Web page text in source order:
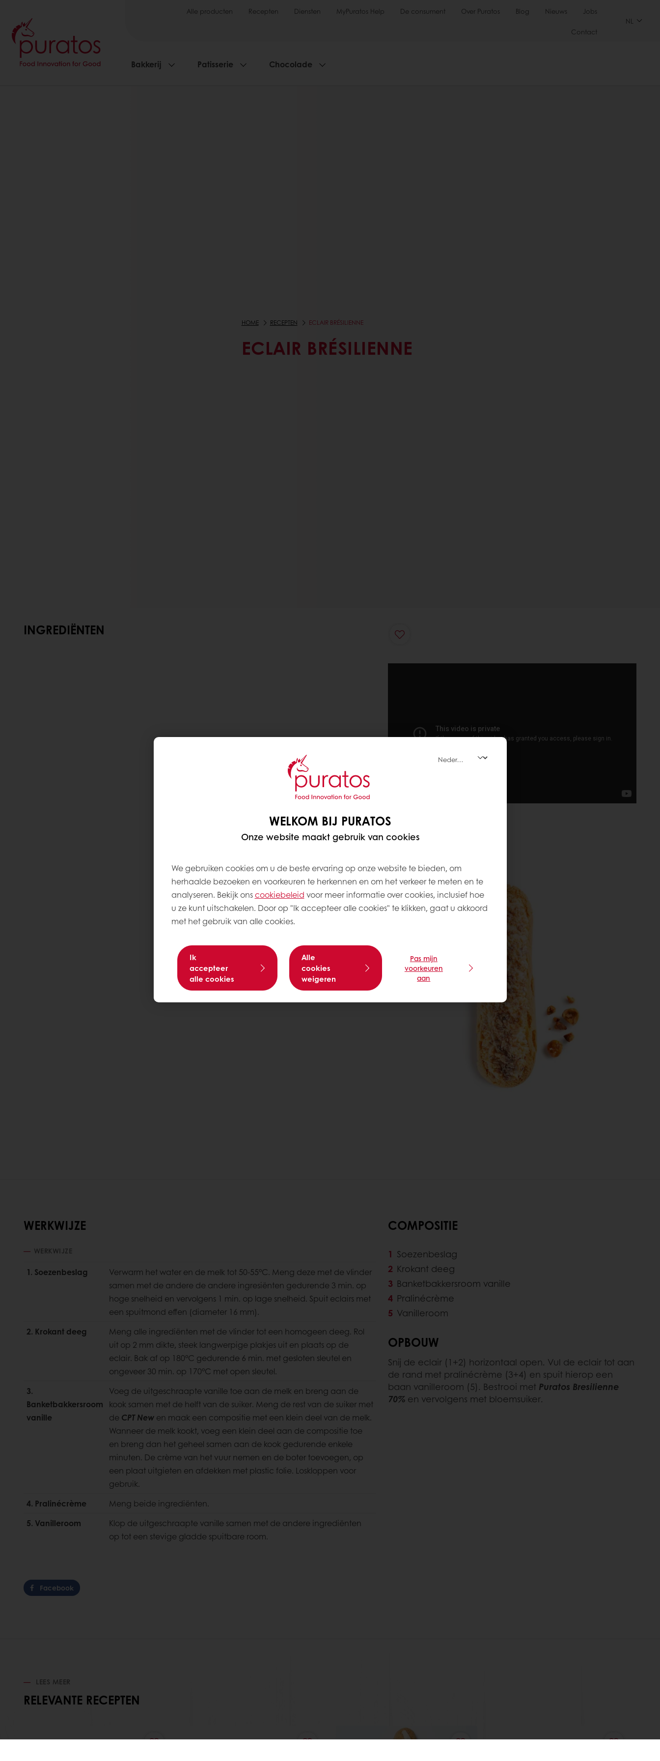
Alle producten Recepten Diensten MyPuratos Help De consument Over Puratos Blog Nieuws Jobs
Contact
NL
Bakkerij Patisserie Chocolade
HOME RECEPTEN ECLAIR BRÉSILIENNE
ECLAIR BRÉSILIENNE
INGREDIËNTEN
WERKWIJZE
WERKWIJZE
1. Soezenbeslag
Verwarm het water en de melk tot 50-55°C. Meng deze met de vlinder
samen met de andere de andere ingresiënten gedurende 3 min. op
hoge snelheid en vervolgens 1 min. op lage snelheid. Spuit eclairs met
een spuitmond effen (diameter 16 mm).
2. Krokant deeg
Meng alle ingrediënten met de vlinder tot een homogeen deeg. Rol
uit op 2 mm dikte, steek langwerpige plakjes uit en plaats op de
eclair. Bak af op 180°C gedurende 6 min. met gesloten sleutel en
ongeveer 30 min. op 170°C met open sleutel.
3.
Banketbakkersroom
vanille
Voeg de uitgeschraapte vanille toe aan de melk en breng aan de
kook samen met de helft van de suiker. Meng de rest van de suiker met
de CPT New en maak een compositie met een klein deel van de melk.
Wanneer de melk kookt, voeg een klein deel aan de compositie toe
en breng dan het geheel samen aan de kook gedurende enkele
minuten. De crème van het vuur nemen en de boter toevoegen, op
een plaat uitgieten en afdekken met plastic folie. Loskloppen voor
gebruik.
4. Pralinécrème
Meng beide ingrediënten.
5. Vanilleroom
Klop de uitgeschraapte vanille samen met de andere ingrediënten
op tot een stevige gladde spuitbare room.
Facebook
COMPOSITIE
Soezenbeslag
Krokant deeg
Banketbakkersroom vanille
Pralinécrème
Vanilleroom
OPBOUW
Snij de eclair (1+2) horizontaal open. Vul de eclair tot aan
de rand met pralinécrème (3+4) en spuit hierop een
baan vanilleroom (5). Bestrooi met Puratos Bresilienne
70% en vervolgens met bloemsuiker.
LEES MEER
RELEVANTE RECEPTEN
WELKOM BIJ PURATOS
Onze website maakt gebruik van cookies
We gebruiken cookies om u de beste ervaring op onze website te bieden, om
herhaalde bezoeken en voorkeuren te herkennen en om het verkeer te meten en te
analyseren. Bekijk ons ​​cookiebeleid voor meer informatie over cookies, inclusief hoe
u ze kunt uitschakelen. Door op "Ik accepteer alle cookies" te klikken, gaat u akkoord
met het gebruik van alle cookies.
Ik
accepteer
alle cookies
Alle
cookies
weigeren
Pas mijn
voorkeuren
aan